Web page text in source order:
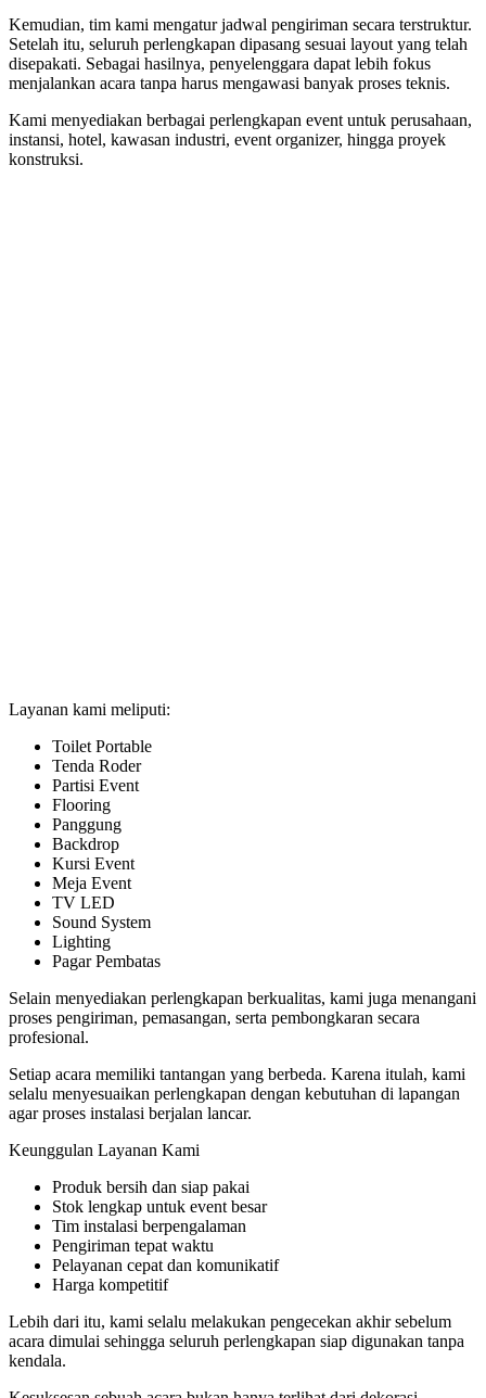
Kemudian, tim kami mengatur jadwal pengiriman secara terstruktur.
Setelah itu, seluruh perlengkapan dipasang sesuai layout yang telah
disepakati. Sebagai hasilnya, penyelenggara dapat lebih fokus
menjalankan acara tanpa harus mengawasi banyak proses teknis.
Kami menyediakan berbagai perlengkapan event untuk perusahaan,
instansi, hotel, kawasan industri, event organizer, hingga proyek
konstruksi.
Layanan kami meliputi:
Toilet Portable
Tenda Roder
Partisi Event
Flooring
Panggung
Backdrop
Kursi Event
Meja Event
TV LED
Sound System
Lighting
Pagar Pembatas
Selain menyediakan perlengkapan berkualitas, kami juga menangani
proses pengiriman, pemasangan, serta pembongkaran secara
profesional.
Setiap acara memiliki tantangan yang berbeda. Karena itulah, kami
selalu menyesuaikan perlengkapan dengan kebutuhan di lapangan
agar proses instalasi berjalan lancar.
Keunggulan Layanan Kami
Produk bersih dan siap pakai
Stok lengkap untuk event besar
Tim instalasi berpengalaman
Pengiriman tepat waktu
Pelayanan cepat dan komunikatif
Harga kompetitif
Lebih dari itu, kami selalu melakukan pengecekan akhir sebelum
acara dimulai sehingga seluruh perlengkapan siap digunakan tanpa
kendala.